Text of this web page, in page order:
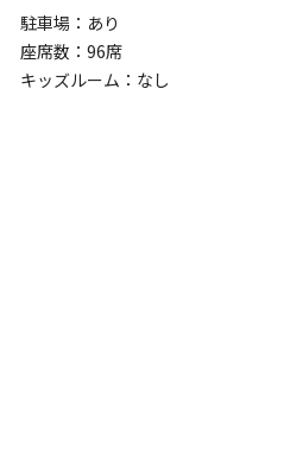
駐車場：あり
座席数：96席
キッズルーム：なし